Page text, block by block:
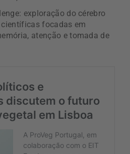
exploração do cérebro
focadas em
atenção e tomada de